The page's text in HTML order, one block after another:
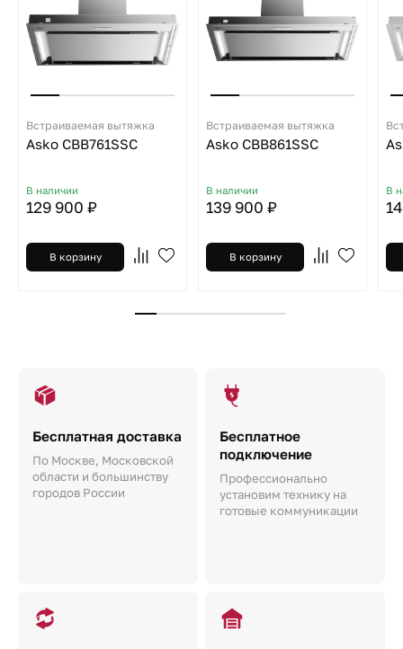
Встраиваемая вытяжка
Asko CBB761SSC
В наличии
129 900 ₽
В корзину
Встраиваемая вытяжка
Asko CBB861SSC
В наличии
139 900 ₽
В корзину
В
Бесплатная доставка
По Москве, Московской
области и большинству
городов России
Бесплатное
подключение
Профессионально
установим технику на
готовые коммуникации